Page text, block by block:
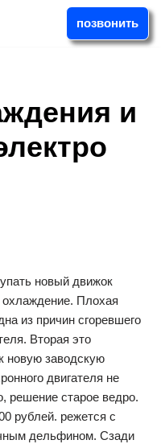
позвонить
и
новый движок
охлаждение. Плохая
из причин сгоревшего
Вторая это
новую заводскую
двигателя не
решение старое ведро.
рублей. режется с
дельфином. Сзади